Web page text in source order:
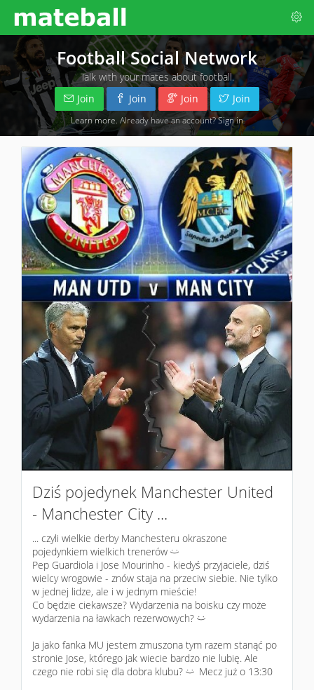
Football Social Network
Talk with your mates about football.
Join
Join Join Join
Learn more . Already have an account?Sign in
Dziś pojedynek Manchester United
- Manchester City ...
... czyli wielkie derby Manchesteru okraszone
pojedynkiem wielkich trenerów :)
Pep Guardiola i Jose Mourinho - kiedyś przyjaciele, dziś
wielcy wrogowie - znów staja na przeciw siebie. Nie tylko
w jednej lidze, ale i w jednym mieście!
Co będzie ciekawsze? Wydarzenia na boisku czy może
wydarzenia na ławkach rezerwowych? :)
Ja jako fanka MU jestem zmuszona tym razem stanąć po
stronie Jose, którego jak wiecie bardzo nie lubię. Ale
czego nie robi się dla dobra klubu? :)
Mecz już o 13:30